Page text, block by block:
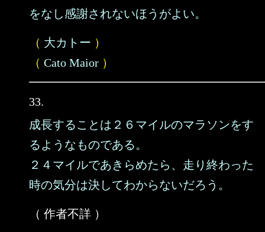
をなし感謝されないほうがよい。
（ 大カトー ）
（ Cato Maior ）
33.
成長することは２６マイルのマラソンをす
るようなものである。
２４マイルであきらめたら、走り終わった
時の気分は決してわからないだろう。
（ 作者不詳 ）